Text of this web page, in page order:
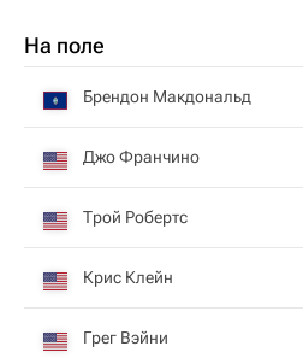
На поле
Брендон Макдональд
Джо Франчино
Трой Робертс
Крис Клейн
Грег Вэйни